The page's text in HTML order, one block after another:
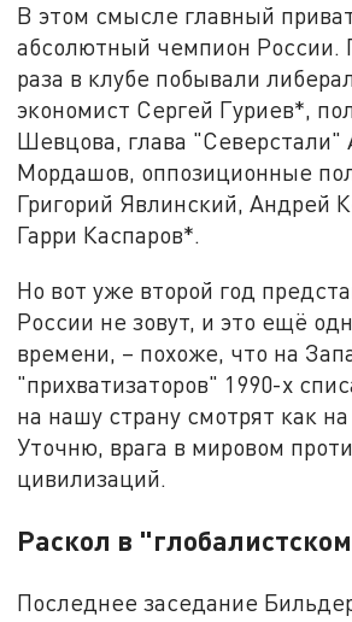
В этом смысле главный
абсолютный чемпион России.
раза в клубе побывали
экономист Сергей Гуриев*,
Шевцова, глава "Северстали"
Мордашов, оппозиционные
Григорий Явлинский, Андрей
Гарри Каспаров*.
Но вот уже второй год
России не зовут, и это ещё
времени, – похоже, что на
"прихватизаторов" 1990-х
на нашу страну смотрят как на
Уточню, врага в мировом
цивилизаций.
Раскол в
Последнее заседание